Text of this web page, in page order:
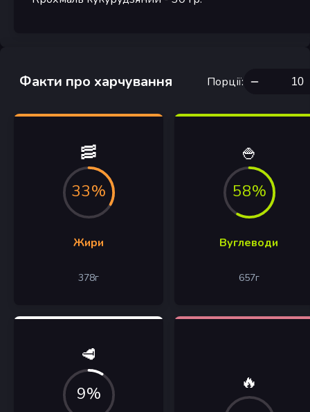
Факти про харчування Порції:
🥓
33%
Жири
378г
🍚
58%
Вуглеводи
657г
🥩
9% 🔥